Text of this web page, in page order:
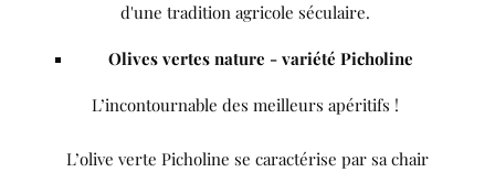
d'une tradition agricole séculaire.
Olives vertes nature - variété Picholine
L’incontournable des meilleurs apéritifs !
L’olive verte Picholine se caractérise par sa chair